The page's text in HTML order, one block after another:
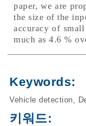
paper, we are
the size of the
accuracy of
much as 4.6 %
Keywords:
Vehicle detection,
키워드: